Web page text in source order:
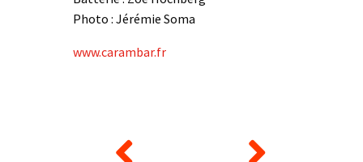
Photo : Jérémie Soma
www.carambar.fr